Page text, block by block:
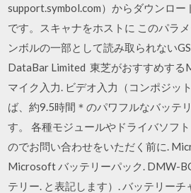
support.symbol.com）からダウンロ
です。スキャナをホストに このパラ
ンボルの一部として読み取られない
DataBar Limited 東芝がおすすめす
マイク入力. ビデオ入力（コンポジッ
ば、約9.5時間＊のパワフルなバッテ
す。 各種モジュールやドライバソフ
のでお問い合わせをいただく前に.
Microsoft バッテリーパック. DMW-
テリー. と表記します）. バッテリーチ